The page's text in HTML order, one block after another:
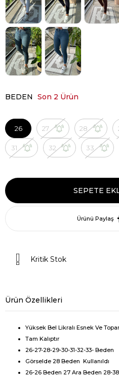
BEDEN Son 2 Ürün
26 27 28
31 32 33
Ürünü Paylaş
Kritik Stok
Ürün Özellikleri
Yüksek Bel Likralı Esnek Ve
Tam Kalıptır
26-27-28-29-30-31-32-33- Beden
Görselde 28 Beden Kullanıldı
26-26 Beden 27 Ara Beden 28-